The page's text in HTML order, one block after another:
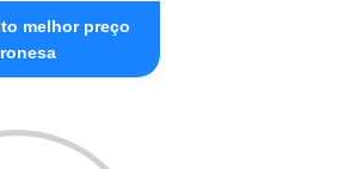
melhor preço